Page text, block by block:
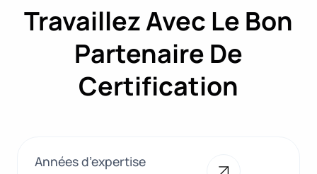
Travaillez Avec Le Bon
Partenaire De
Certification
Années d’expertise